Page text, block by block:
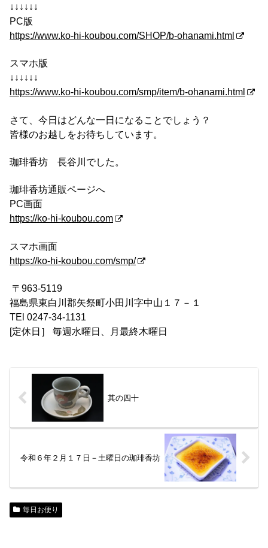
↓↓↓↓↓↓
PC版
https://www.ko-hi-koubou.com/SHOP/b-ohanami.html
スマホ版
↓↓↓↓↓↓
https://www.ko-hi-koubou.com/smp/item/b-ohanami.html
さて、今日はどんな一日になることでしょう？
皆様のお越しをお待ちしています。
珈琲香坊 長谷川でした。
珈琲香坊通販ページへ
PC画面
https://ko-hi-koubou.com
スマホ画面
https://ko-hi-koubou.com/smp/
〒963-5119
福島県東白川郡矢祭町小田川字中山１７－１
TEl 0247-34-1131
[定休日］ 毎週水曜日、月最終木曜日
其の四十
令和６年２月１７日－土曜日の珈琲香坊
毎日お便り